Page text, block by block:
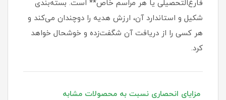
فارغ‌التحصیلی یا هر مراسم خاص** است. بسته‌بندی
شکیل و استاندارد آن، ارزش هدیه را دوچندان می‌کند و
هر کسی را از دریافت آن شگفت‌زده و خوشحال خواهد
کرد.
مزایای انحصاری نسبت به محصولات مشابه